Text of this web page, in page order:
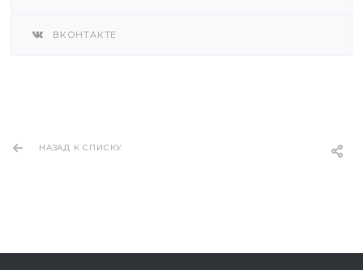
ВКОНТАКТЕ
НАЗАД К СПИСКУ